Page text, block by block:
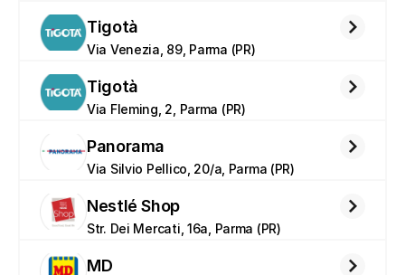
Tigotà
Via Venezia, 89, Parma (PR)
Tigotà
Via Fleming, 2, Parma (PR)
Panorama
Via Silvio Pellico, 20/a, Parma (PR)
Nestlé Shop
Str. Dei Mercati, 16a, Parma (PR)
MD